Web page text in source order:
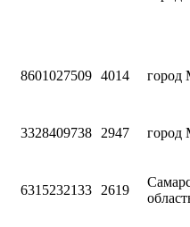
8601027509 4014 город
3328409738 2947 город
6315232133 2619